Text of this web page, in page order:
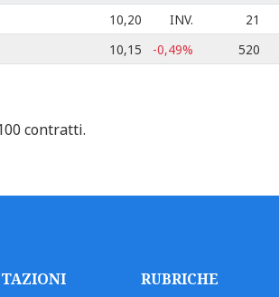
10,20 INV. 21
10,15 -0,49% 520
contratti.
RUBRICHE